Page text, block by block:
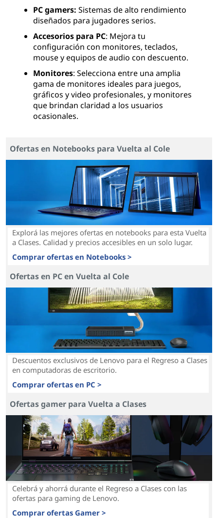
PC gamers: Sistemas de alto rendimiento
diseñados para jugadores serios.
Accesorios para PC: Mejora tu
configuración con monitores, teclados,
mouse y equipos de audio con descuento.
Monitores: Selecciona entre una amplia
gama de monitores ideales para juegos,
gráficos y video profesionales, y monitores
que brindan claridad a los usuarios
ocasionales.
Ofertas en Notebooks para Vuelta al Cole
Explorá las mejores ofertas en notebooks para esta Vuelta
a Clases. Calidad y precios accesibles en un solo lugar.
Comprar ofertas en Notebooks >
Ofertas en PC en Vuelta al Cole
Descuentos exclusivos de Lenovo para el Regreso a Clases
en computadoras de escritorio.
Comprar ofertas en PC >
Ofertas gamer para Vuelta a Clases
Celebrá y ahorrá durante el Regreso a Clases con las
ofertas para gaming de Lenovo.
Comprar ofertas Gamer >